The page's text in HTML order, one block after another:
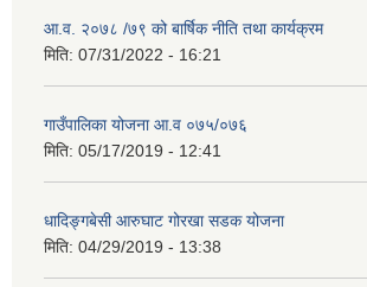
आ.व. २०७८ /७९ को बार्षिक नीति तथा कार्यक्रम
मिति: 07/31/2022 - 16:21
गाउँपालिका योजना आ.व ०७५/०७६
मिति: 05/17/2019 - 12:41
धादिङ्गबेसी आरुघाट गोरखा सडक योजना
मिति: 04/29/2019 - 13:38